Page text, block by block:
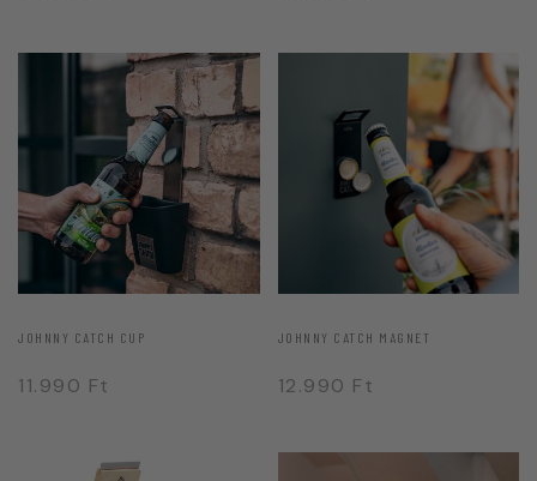
JOHNNY CATCH CUP
11.990 Ft
JOHNNY CATCH MAGNET
12.990 Ft